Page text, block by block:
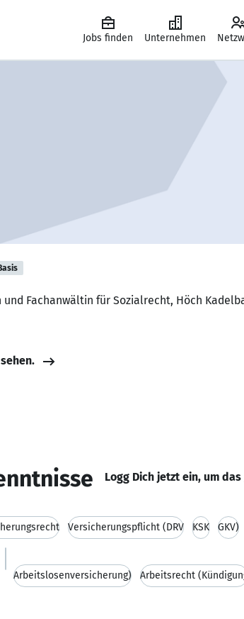
Jobs finden Unternehmen
Fachanwältin für Sozialrecht, Höch
Logg Dich jetzt ein, um
Versicherungspflicht (DRV KSK GKV)
Arbeitslosenversicherung) Arbeitsrecht